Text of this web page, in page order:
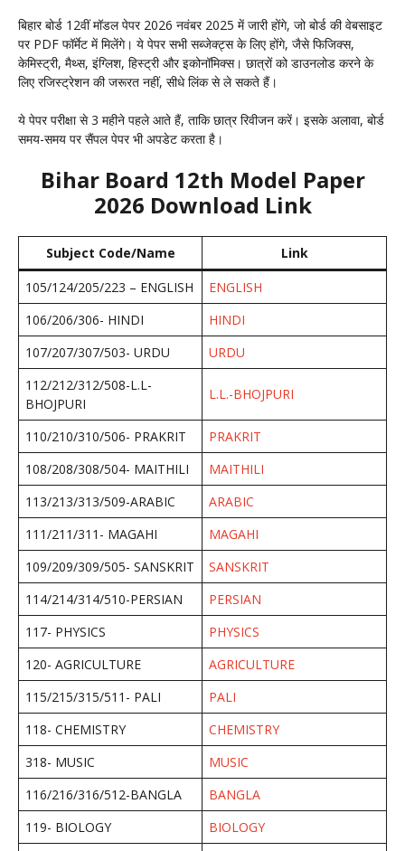
बिहार बोर्ड 12वीं मॉडल पेपर 2026 नवंबर 2025 में जारी होंगे, जो बोर्ड की वेबसाइट
पर PDF फॉर्मेट में मिलेंगे। ये पेपर सभी सब्जेक्ट्स के लिए होंगे, जैसे फिजिक्स,
केमिस्ट्री, मैथ्स, इंग्लिश, हिस्ट्री और इकोनॉमिक्स। छात्रों को डाउनलोड करने के
लिए रजिस्ट्रेशन की जरूरत नहीं, सीधे लिंक से ले सकते हैं।
ये पेपर परीक्षा से 3 महीने पहले आते हैं, ताकि छात्र रिवीजन करें। इसके अलावा, बोर्ड
समय-समय पर सैंपल पेपर भी अपडेट करता है।
Bihar Board 12th Model Paper
2026 Download Link
Subject Code/Name
Link
105/124/205/223 – ENGLISH
ENGLISH
106/206/306- HINDI
HINDI
107/207/307/503- URDU
URDU
112/212/312/508-L.L-
BHOJPURI
L.L.-BHOJPURI
110/210/310/506- PRAKRIT
PRAKRIT
108/208/308/504- MAITHILI
MAITHILI
113/213/313/509-ARABIC
ARABIC
111/211/311- MAGAHI
MAGAHI
109/209/309/505- SANSKRIT
SANSKRIT
114/214/314/510-PERSIAN
PERSIAN
117- PHYSICS
PHYSICS
120- AGRICULTURE
AGRICULTURE
115/215/315/511- PALI
PALI
118- CHEMISTRY
CHEMISTRY
318- MUSIC
MUSIC
116/216/316/512-BANGLA
BANGLA
119- BIOLOGY
BIOLOGY